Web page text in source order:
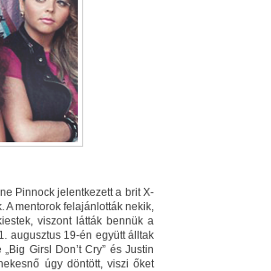
Pinnock jelentkezett a brit X-
A mentorok felajánlották nekik,
viszont látták bennük a
augusztus 19-én együtt álltak
Girsl Don’t Cry” és Justin
úgy döntött, viszi őket